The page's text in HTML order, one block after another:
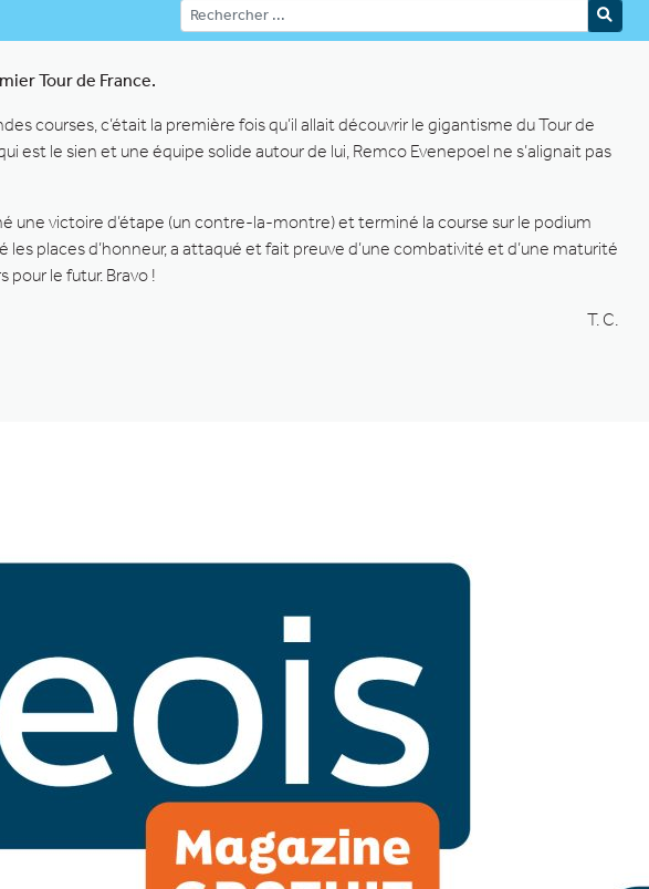
Tour de France.
courses, c’était la première fois qu’il allait découvrir le gigantisme du Tour de
le sien et une équipe solide autour de lui, Remco Evenepoel ne s’alignait pas
une victoire d’étape (un contre-la-montre) et terminé la course sur le podium
places d’honneur, a attaqué et fait preuve d’une combativité et d’une maturité
le futur. Bravo !
T. C.